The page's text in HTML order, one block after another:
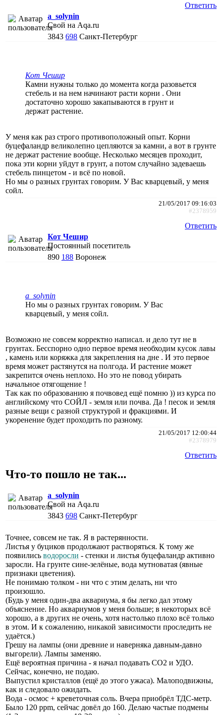
Ответить
a_solynin
Свой на Aqa.ru
3843 698 Санкт-Петербург
Кот Чешир
Камни нужны только до момента когда разовьется
стебель и на нем начинают расти корни . Они
достаточно хорошо закапываются в грунт и
держат растение.
У меня как раз строго противоположный опыт. Корни
буцефаландр великолепно цепляются за камни, а вот в грунте
не держат растение вообще. Несколько месяцев проходит,
пока эти корни уйдут в грунт, а потом случайно задеваешь
стебель пинцетом - и всё по новой.
Но мы о разных грунтах говорим. У Вас кварцевый, у меня
сойл.
21/05/2017 09:16:03
#2378959
Ответить
Кот Чешир
Постоянный посетитель
890 188 Воронеж
a_solynin
Но мы о разных грунтах говорим. У Вас
кварцевый, у меня сойл.
Возможно не совсем корректно написал. и дело тут не в
грунтах. Бесспорно одно первое время необходим кусок лавы
, камень или коряжка для закрепления на дне . И это первое
время может растянутся на полгода. И растение может
закрепится очень неплохо. Но это не повод убирать
начальное отягощение !
Так как по образованию я почвовед ещё помню )) из курса по
английскому что СОЙЛ - земля или почва. Да ! песок и земля
разные вещи с разной структурой и фракциями. И
укоренение будет проходить по разному.
21/05/2017 12:00:44
#2378979
Ответить
Что-то пошло не так...
a_solynin
Свой на Aqa.ru
3843 698 Санкт-Петербург
Точнее, совсем не так. Я в растерянности.
Листья у буциков продолжают растворяться. К тому же
появились водоросли - стенки и листья буцефаландр активно
заросли. На грунте сине-зелёные, вода мутноватая (явные
признаки цветения).
Не понимаю толком - ни что с этим делать, ни что
произошло.
(Будь у меня один-два аквариума, я бы легко дал этому
объяснение. Но аквариумов у меня больше; в некоторых всё
хорошо, а в других не очень, хотя настолько плохо всё только
в этом. И к сожалению, никакой зависимости проследить не
удаётся.)
Грешу на лампы (они древние и наверняка давным-давно
выгорели). Лампы заменяю.
Ещё вероятная причина - я начал подавать СО2 и УДО.
Сейчас, конечно, не подаю.
Выпустил кристаллов (ещё до этого ужаса). Малоподвижны,
как и следовало ожидать.
Вода - осмос + креветочная соль. Вчера приобрёл ТДС-метр.
Было 120 ppm, сейчас довёл до 160. Делаю частые подмены